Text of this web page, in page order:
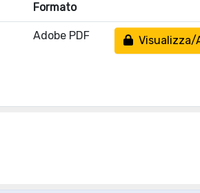
Formato
Adobe PDF Visualizza/